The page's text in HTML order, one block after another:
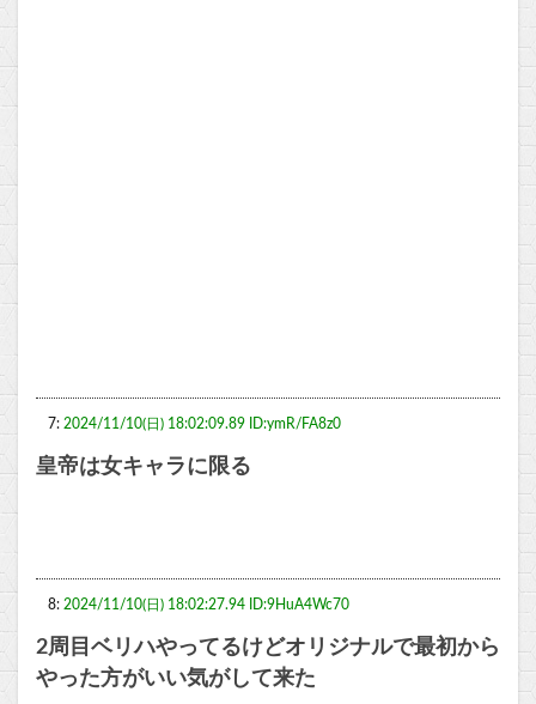
7: 2024/11/10(日) 18:02:09.89 ID:ymR/FA8z0
皇帝は女キャラに限る
8: 2024/11/10(日) 18:02:27.94 ID:9HuA4Wc70
2周目ベリハやってるけどオリジナルで最初から
やった方がいい気がして来た